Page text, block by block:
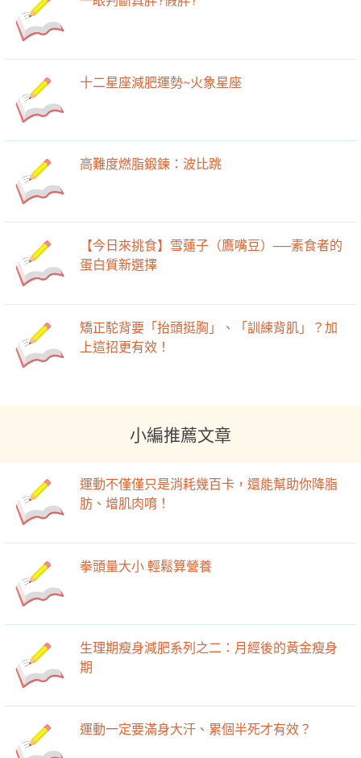
十二星座減肥運勢~火象星座
高難度燃脂鍛鍊：波比跳
【今日來挑食】雪蓮子（鷹嘴豆）──素食者的
蛋白質新選擇
矯正駝背要「抬頭挺胸」、「訓練背肌」？加
上這招更有效！
小編推薦文章
運動不僅僅只是消耗幾百卡，還能幫助你降脂
肪、增肌肉唷！
拳頭量大小 輕鬆算營養
生理期瘦身減肥系列之二：月經後的黃金瘦身
期
運動一定要滿身大汗、累個半死才有效？